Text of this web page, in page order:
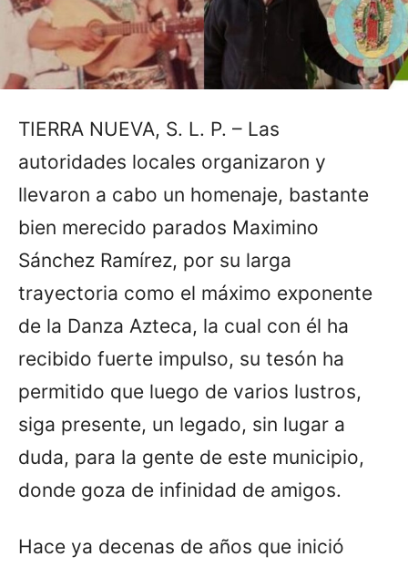
TIERRA NUEVA, S. L. P. – Las
autoridades locales organizaron y
llevaron a cabo un homenaje, bastante
bien merecido parados Maximino
Sánchez Ramírez, por su larga
trayectoria como el máximo exponente
de la Danza Azteca, la cual con él ha
recibido fuerte impulso, su tesón ha
permitido que luego de varios lustros,
siga presente, un legado, sin lugar a
duda, para la gente de este municipio,
donde goza de infinidad de amigos.
Hace ya decenas de años que inició